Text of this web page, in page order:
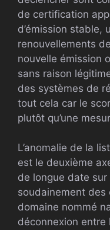
de certification
d’émission stable,
renouvellements
nouvelle émission
sans raison
des systèmes de
tout cela car le
plutôt qu’une
L’anomalie de la
est le deuxième
de longue date
soudainement
domaine nommé
déconnexion entre